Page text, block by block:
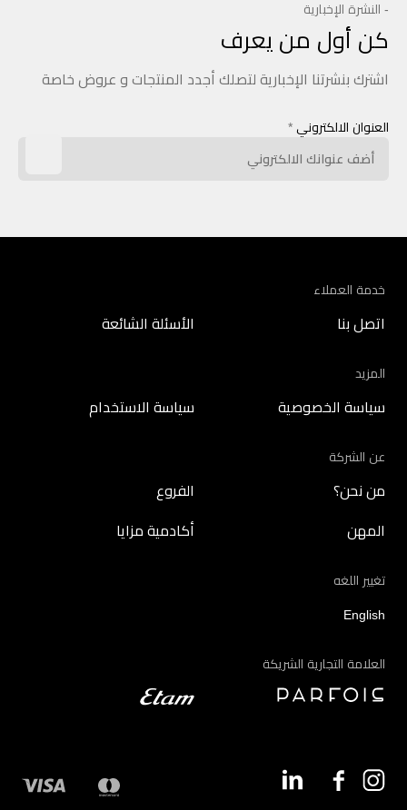
- النشرة الإخبارية
كن أول من يعرف
اشترك بنشرتنا الإخبارية لتصلك أجدد المنتجات و عروض خاصة
العنوان الالكتروني *
خدمة العملاء
اتصل بنا الأسئلة الشائعة
المزيد
سياسة الخصوصية سياسة الاستخدام
عن الشركة
من نحن؟ الفروع
المهن أكادمية مزايا
تغيير اللغه
English
العلامة التجارية الشريكة